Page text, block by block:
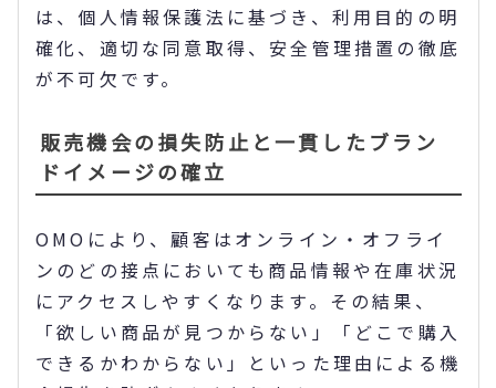
は、個人情報保護法に基づき、利用目的の明
確化、適切な同意取得、安全管理措置の徹底
が不可欠です。
販売機会の損失防止と一貫したブラン
ドイメージの確立
OMOにより、顧客はオンライン・オフライ
ンのどの接点においても商品情報や在庫状況
にアクセスしやすくなります。その結果、
「欲しい商品が見つからない」「どこで購入
できるかわからない」といった理由による機